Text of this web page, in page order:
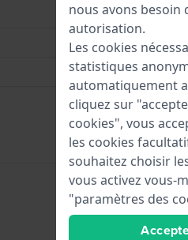
nous avons besoin
autorisation.
Les cookies
statistiques
automatiquement
cliquez sur
cookies", vous
les cookies
souhaitez choisir
vous activez vous-
"paramètres des